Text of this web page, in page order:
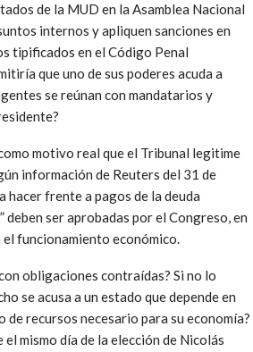
de la MUD en la Asamblea Nacional
internos y apliquen sanciones en
tipificados en el Código Penal
que uno de sus poderes acuda a
se reúnan con mandatarios y
motivo real que el Tribunal legitime
información de Reuters del 31 de
frente a pagos de la deuda
deben ser aprobadas por el Congreso, en
funcionamiento económico.
obligaciones contraídas? Si no lo
se acusa a un estado que depende en
recursos necesario para su economía?
mismo día de la elección de Nicolás